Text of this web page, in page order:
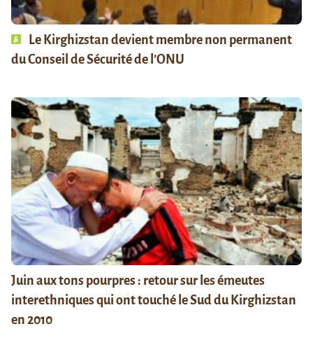
Le Kirghizstan devient membre non permanent
du Conseil de Sécurité de l’ONU
Juin aux tons pourpres : retour sur les émeutes
interethniques qui ont touché le Sud du Kirghizstan
en 2010